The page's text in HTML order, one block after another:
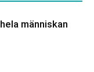
människan